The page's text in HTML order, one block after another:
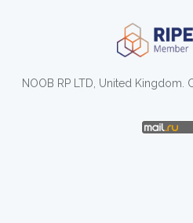
NOOB RP LTD, United Kingdom.